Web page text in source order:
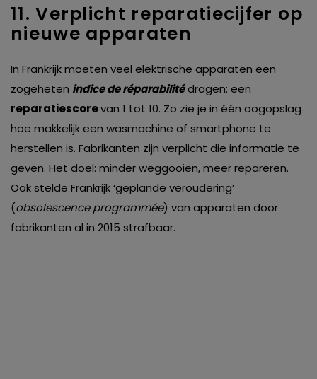
11. Verplicht reparatiecijfer op
nieuwe apparaten
In Frankrijk moeten veel elektrische apparaten een
zogeheten indice de réparabilitédragen: een
reparatiescorevan 1 tot 10. Zo zie je in één oogopslag
hoe makkelijk een wasmachine of smartphone te
herstellen is. Fabrikanten zijn verplicht die informatie te
geven. Het doel: minder weggooien, meer repareren.
Ook stelde Frankrijk ‘geplande veroudering’
(obsolescence programmée) van apparaten door
fabrikanten al in 2015 strafbaar.